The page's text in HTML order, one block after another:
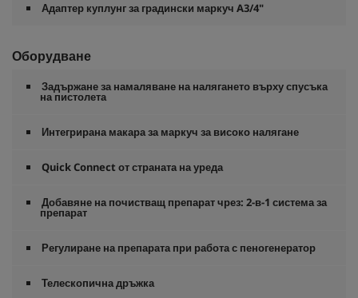
Адаптер куплунг за градински маркуч A3/4"
Оборудване
Задържане за намаляване на налягането върху спусъка
на пистолета
Интегрирана макара за маркуч за високо налягане
Quick Connect от страната на уреда
Добавяне на почистващ препарат чрез: 2-в-1 система за
препарат
Регулиране на препарата при работа с пеногенератор
Телескопична дръжка